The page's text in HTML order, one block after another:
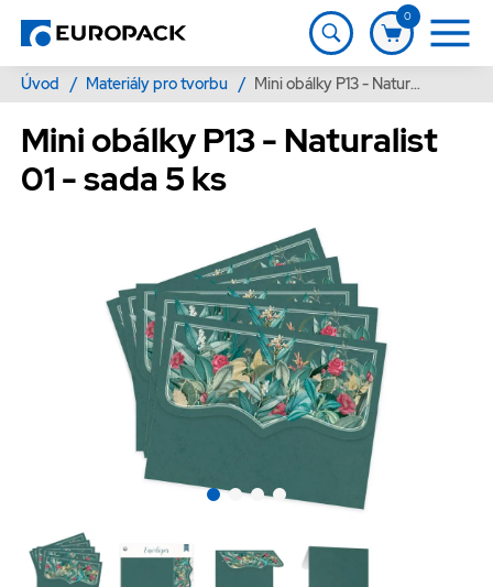
0
Úvod / Materiály pro tvorbu / Mini obálky P13 - Naturalist 01 - sada 5 ks
Mini obálky P13 - Naturalist
01 - sada 5 ks